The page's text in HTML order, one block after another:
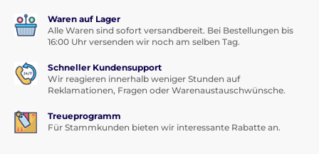
Waren auf Lager
Alle Waren sind sofort versandbereit. Bei Bestellungen bis
16:00 Uhr versenden wir noch am selben Tag.
Schneller Kundensupport
Wir reagieren innerhalb weniger Stunden auf
Reklamationen, Fragen oder Warenaustauschwünsche.
Treueprogramm
Für Stammkunden bieten wir interessante Rabatte an.